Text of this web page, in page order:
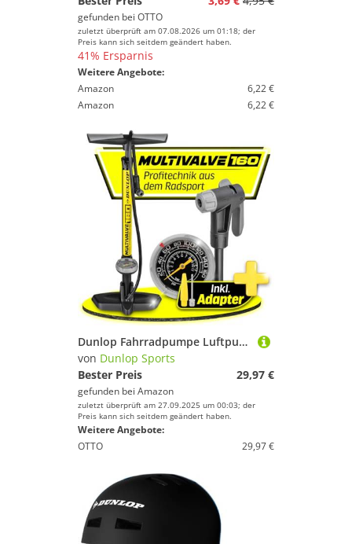
gefunden bei OTTO
zuletzt überprüft am 07.08.2026 um 01:18; der
Preis kann sich seitdem geändert haben.
41% Ersparnis
Weitere Angebote:
Amazon
6,22 €
Amazon
6,22 €
Dunlop Fahrradpumpe Luftpumpe Fahrrad alle Ventile -Premium Standpumpe Fahrrad aus Aluminium bis 11 bar für Schrader, Presto und französisches Ventil - Bike Pump mit Manometer und 2in1 Adapter Pumpe
von Dunlop Sports
Bester Preis
29,97 €
gefunden bei Amazon
zuletzt überprüft am 27.09.2025 um 00:03; der
Preis kann sich seitdem geändert haben.
Weitere Angebote:
OTTO
29,97 €